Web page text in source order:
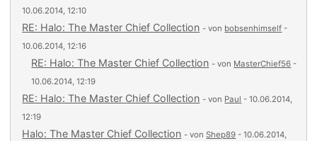
10.06.2014, 12:10
RE: Halo: The Master Chief Collection - von bobsenhimself -
10.06.2014, 12:16
RE: Halo: The Master Chief Collection - von MasterChief56 -
10.06.2014, 12:19
RE: Halo: The Master Chief Collection - von Paul - 10.06.2014,
12:19
Halo: The Master Chief Collection - vonShep89 - 10.06.2014,